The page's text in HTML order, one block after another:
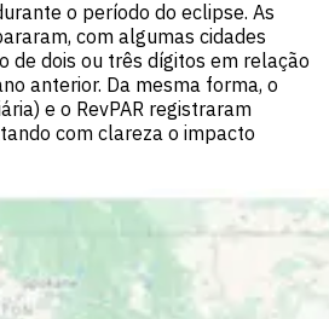
o período do eclipse. As
com algumas cidades
de dois ou três dígitos em relação
anterior. Da mesma forma, o
e o RevPAR registraram
com clareza o impacto